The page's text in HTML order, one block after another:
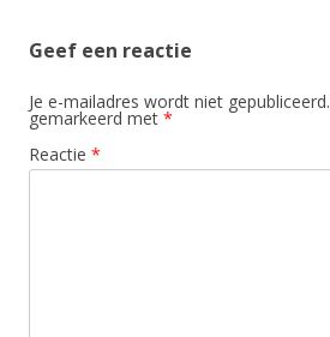
Geef een reactie
Je e-mailadres wordt niet gepubliceerd.
gemarkeerd met *
Reactie *